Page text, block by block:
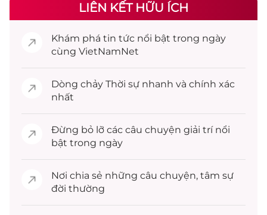
LIÊN KẾT HỮU ÍCH
Khám phá tin tức nổi bật trong ngày
cùng VietNamNet
Dòng chảy Thời sự nhanh và chính xác
nhất
Đừng bỏ lỡ các câu chuyện giải trínổi
bật trong ngày
Nơi chia sẻ những câu chuyện, tâm sự
đời thường